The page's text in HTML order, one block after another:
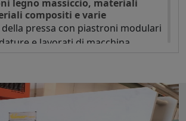
legno massiccio, materiali
compositi e varie
pressa con piastroni modulari
e lavorati di macchina
una rapida apertura e chiusura
piani in acciaio massiccio mm